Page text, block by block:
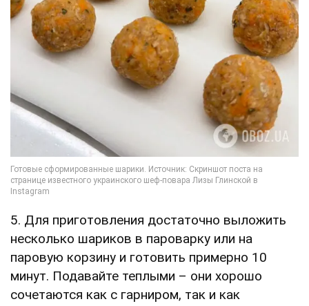
5. Для приготовления достаточно выложить
несколько шариков в пароварку или на
паровую корзину и готовить примерно 10
минут. Подавайте теплыми – они хорошо
сочетаются как с гарниром, так и как